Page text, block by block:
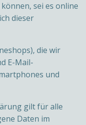
sei es online
dieser
die wir
E-Mail-
und
gilt für alle
Daten im